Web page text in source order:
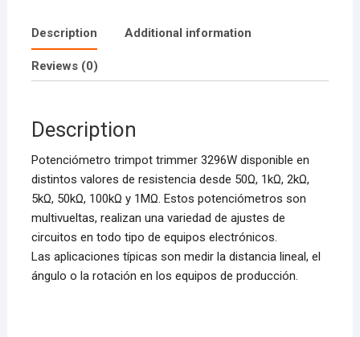
Description Additional information
Reviews (0)
Description
Potenciómetro trimpot trimmer 3296W disponible en
distintos valores de resistencia desde 50Ω, 1kΩ, 2kΩ,
5kΩ, 50kΩ, 100kΩ y 1MΩ. Estos potenciómetros son
multivueltas, realizan una variedad de ajustes de
circuitos en todo tipo de equipos electrónicos.
Las aplicaciones típicas son medir la distancia lineal, el
ángulo o la rotación en los equipos de producción.